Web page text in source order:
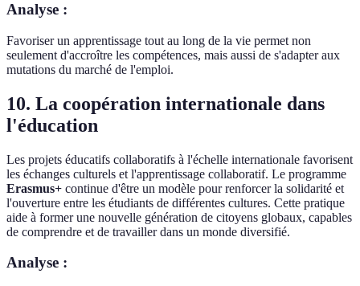
Analyse :
Favoriser un apprentissage tout au long de la vie permet non
seulement d'accroître les compétences, mais aussi de s'adapter aux
mutations du marché de l'emploi.
10. La coopération internationale dans
l'éducation
Les projets éducatifs collaboratifs à l'échelle internationale favorisent
les échanges culturels et l'apprentissage collaboratif. Le programme
Erasmus+ continue d'être un modèle pour renforcer la solidarité et
l'ouverture entre les étudiants de différentes cultures. Cette pratique
aide à former une nouvelle génération de citoyens globaux, capables
de comprendre et de travailler dans un monde diversifié.
Analyse :